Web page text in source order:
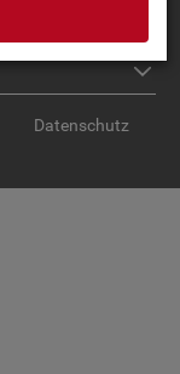
Datenschutz